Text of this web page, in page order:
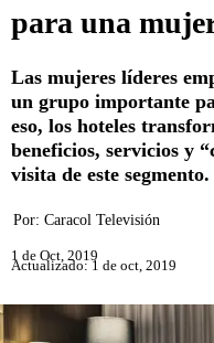
para una
Las mujeres líderes
un grupo importante
eso, los hoteles
beneficios, servicios y
visita de este segmento.
Por: Caracol Televisión
1 de Oct, 2019
Actualizado: 1 de oct, 2019